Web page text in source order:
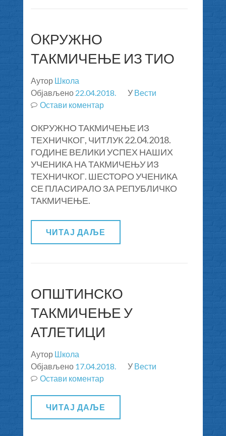
OКРУЖНО
ТАКМИЧЕЊЕ ИЗ ТИО
Аутор Школа
Објављено 22.04.2018. У Вести
Остави коментар
ТАКМИЧЕЊЕ
ИЗ
ТИО
ОКРУЖНО ТАКМИЧЕЊЕ ИЗ
ТЕХНИЧКОГ, ЧИТЛУК 22.04.2018.
ГОДИНЕ ВЕЛИКИ УСПЕХ НАШИХ
УЧЕНИКА НА ТАКМИЧЕЊУ ИЗ
ТЕХНИЧКОГ. ШЕСТОРО УЧЕНИКА
СЕ ПЛАСИРАЛО ЗА РЕПУБЛИЧКО
ТАКМИЧЕЊЕ.
ЧИТАЈ ДАЉЕ
ОПШТИНСКО
ТАКМИЧЕЊЕ У
АТЛЕТИЦИ
Аутор Школа
Објављено 17.04.2018. У Вести
Остави коментар
ТАКМИЧЕЊЕ
ЧИТАЈ ДАЉЕ